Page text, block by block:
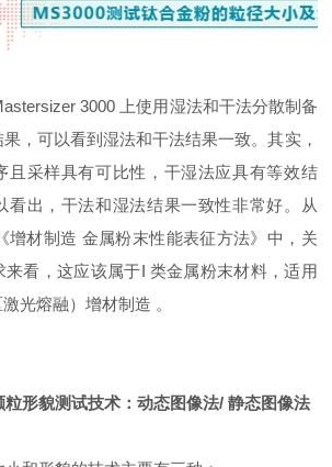
3000 上使用湿法和干法分散制备
，可以看到湿法和干法结果一致。其实，
且采样具有可比性，干湿法应具有等效结
看出，干法和湿法结果一致性非常好。从
增材制造 金属粉末性能表征方法》中，关
看，这应该属于I 类金属粉末材料，适用
光熔融）增材制造 。
粒形貌测试技术：动态图像法/ 静态图像法